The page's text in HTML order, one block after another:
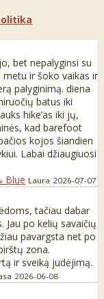
bet nepalyginsi su
metu ir šoko vaikas ir
palyginimą. diena
batus iki
hike’as iki jų,
kad barefoot
kojos šiandien
Labai džiaugiuosi
Blue Laura 2026-07-07
tačiau dabar
Jau po kelių savaičių
pavargsta net po
zona.
ir sveiką judėjimą.
2026-06-08